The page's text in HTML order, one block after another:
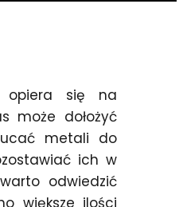
opiera się na
może dołożyć
metali do
ich w
odwiedzić
większe ilości